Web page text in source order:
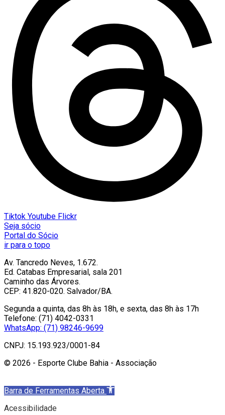
Tiktok Youtube Flickr
Seja sócio
Portal do Sócio
ir para o topo
Av. Tancredo Neves, 1.672.
Ed. Catabas Empresarial, sala 201
Caminho das Árvores.
CEP: 41.820-020. Salvador/BA.
Segunda a quinta, das 8h às 18h, e sexta, das 8h às 17h
Telefone: (71) 4042-0331
WhatsApp: (71) 98246-9699
CNPJ: 15.193.923/0001-84
© 2026 - Esporte Clube Bahia - Associação
Barra de Ferramentas Aberta
Acessibilidade